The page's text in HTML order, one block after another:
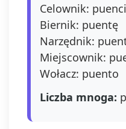
Celownik:
Biernik: puentę
Narzędnik:
Miejscownik:
Wołacz: puento
Liczba mnoga: